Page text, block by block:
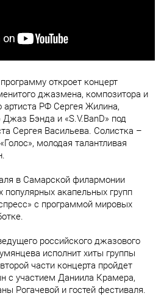
откроет концерт
джазмена, композитора и
артиста РФ Сергея Жилина,
Бэнда и «S.V.BanD» под
Сергея Васильева. Солистка –
молодая талантливая
в Самарской филармонии
акапельных групп
с программой мировых
российского джазового
исполнит хиты группы
части концерта пройдет
с участием Даниила Крамера,
Рогачевой и гостей фестиваля.